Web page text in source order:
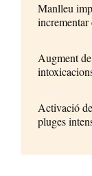
Manlleu
Augment
Activació
pluges